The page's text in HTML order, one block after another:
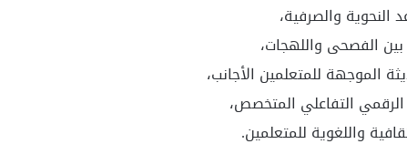
والصرفية،
بين الفصحى واللهجات،
الموجهة للمتعلمين الأجانب،
التفاعلي المتخصص،
واللغوية للمتعلمين.